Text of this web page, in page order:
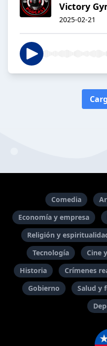
Victory
2025-02-21
Comedia
Economía y empresa
Religión y
Tecnología
Cine
Historia
Crímenes
Gobierno
Salud y